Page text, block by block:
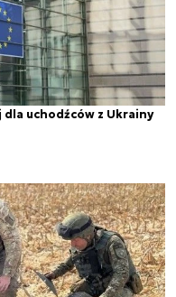
dla uchodźców z Ukrainy